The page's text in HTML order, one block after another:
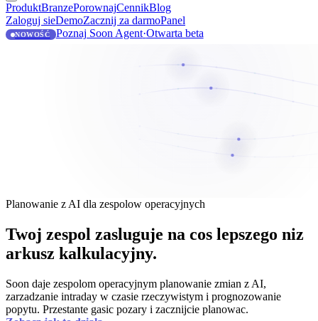
ProduktBranzePorownajCennikBlog
Zaloguj sieDemoZacznij za darmoPanel
NOWOŚĆ Poznaj Soon Agent·Otwarta beta
Planowanie z AI dla zespolow operacyjnych
Twoj zespol zasluguje na cos lepszego niz
arkusz kalkulacyjny.
Soon daje zespolom operacyjnym planowanie zmian z AI,
zarzadzanie intraday w czasie rzeczywistym i prognozowanie
popytu. Przestante gasic pozary i zacznijcie planowac.